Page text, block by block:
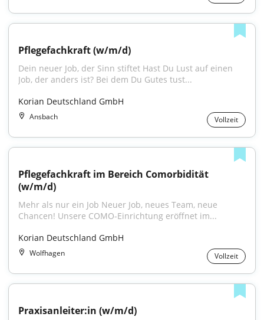
Pflegefachkraft (w/m/d)
Dein neuer Job, der Sinn stiftet Hast Du Lust auf einen
Job, der anders ist? Bei dem Du Gutes tust...
Korian Deutschland GmbH
Ansbach Vollzeit
Pflegefachkraft im Bereich Comorbidität
(w/m/d)
Mehr als nur ein Job Neuer Job, neues Team, neue
Chancen! Unsere COMO-Einrichtung eröffnet im...
Korian Deutschland GmbH
Wolfhagen Vollzeit
Praxisanleiter:in (w/m/d)